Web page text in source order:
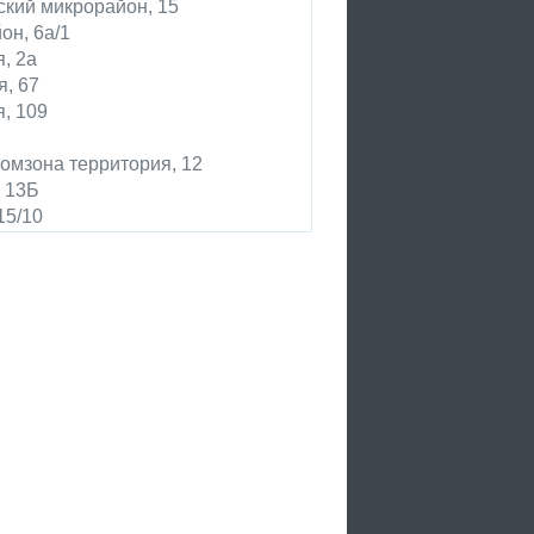
микрорайон, 15
6а/1
2а
67
109
территория, 12
13Б
10